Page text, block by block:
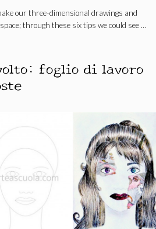
our three-dimensional drawings and
through these six tips we could see …
foglio di lavoro